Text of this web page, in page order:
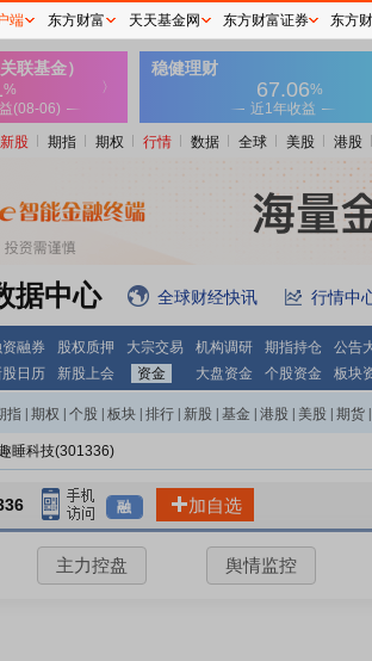
新股 期指 期权 行情 数据 全球 美股 港股
据中心 全球财经快讯 行情中
融券 股权质押 大宗交易 机构调研 期指持仓
公告
股日历 新股上会 资金 大盘资金 个股资金 板块
指 期权 个股 板块 排行 新股 基金 港股 美股 期货
睡科技(301336)
融 加自选
主力控盘 舆情监控
端 东方财富 天天基金网 东方财富证券 东方